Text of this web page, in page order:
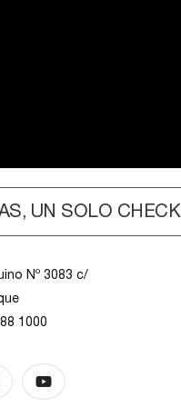
UN SOLO
Nº 3083 c/
1000